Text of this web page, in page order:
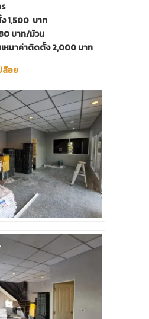
1,500 บาท
บาท/ม้วน
หมาค่าติดตั้ง 2,000 บาท
ลือย